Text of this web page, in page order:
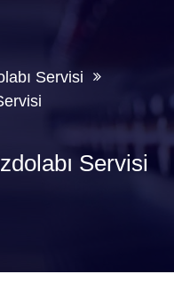
Servisi
Servisi